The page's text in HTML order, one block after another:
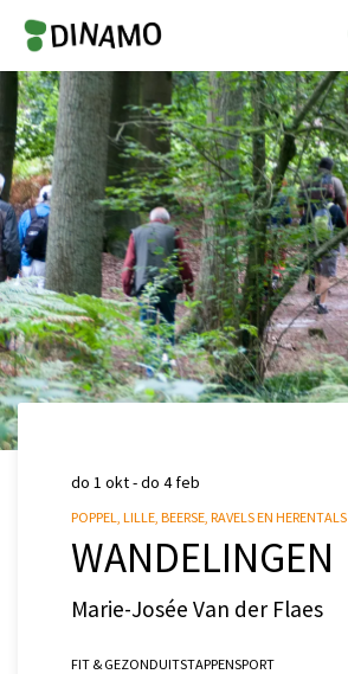
WANDELINGEN
Marie-Josée Van der Flaes
POPPEL, LILLE, BEERSE, RAVELS EN HERENTALS
do 1 okt-do 4 feb
FIT & GEZONDUITSTAPPENSPORT